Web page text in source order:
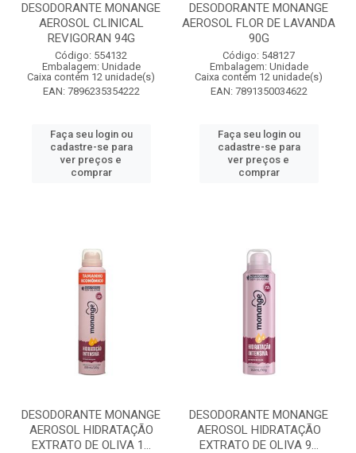
DESODORANTE MONANGE
AEROSOL CLINICAL
REVIGORAN 94G
Código: 554132
Embalagem: Unidade
Caixa contém 12 unidade(s)
EAN: 7896235354222
Faça seu login ou
cadastre-se para
ver preços e
comprar
DESODORANTE MONANGE
AEROSOL FLOR DE LAVANDA
90G
Código: 548127
Embalagem: Unidade
Caixa contém 12 unidade(s)
EAN: 7891350034622
Faça seu login ou
cadastre-se para
ver preços e
comprar
DESODORANTE MONANGE
AEROSOL HIDRATAÇÃO
EXTRATO DE OLIVA 1...
DESODORANTE MONANGE
AEROSOL HIDRATAÇÃO
EXTRATO DE OLIVA 9...